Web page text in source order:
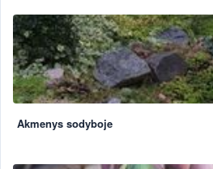
Akmenys sodyboje